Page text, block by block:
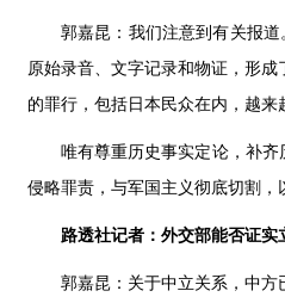
郭嘉昆：我们注意到有关报
原始录音、文字记录和物证，形
的罪行，包括日本民众在内，越
唯有尊重历史事实定论，补
侵略罪责，与军国主义彻底切割
路透社记者：外交部能否证
郭嘉昆：关于中立关系，中